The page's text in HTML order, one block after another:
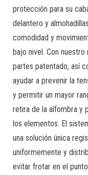
protección para su
delantero y
comodidad y
bajo nivel. Con
partes patentado, así
ayudar a prevenir la
y permitir un mayor
retira de la alfombra y
los elementos. El
una solución única
uniformemente y
evitar frotar en el